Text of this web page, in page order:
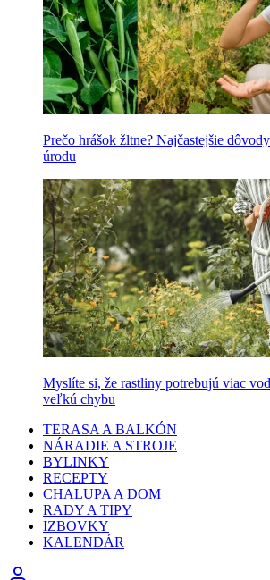
Prečo hrášok žltne? Najčastejšie
úrodu
Myslíte si, že rastliny potrebujú viac
veľkú chybu
TERASA A BALKÓN
NÁRADIE A STROJE
BYLINKY
RECEPTY
CHALUPA A DOM
RADY A TIPY
IZBOVKY
KALENDÁR